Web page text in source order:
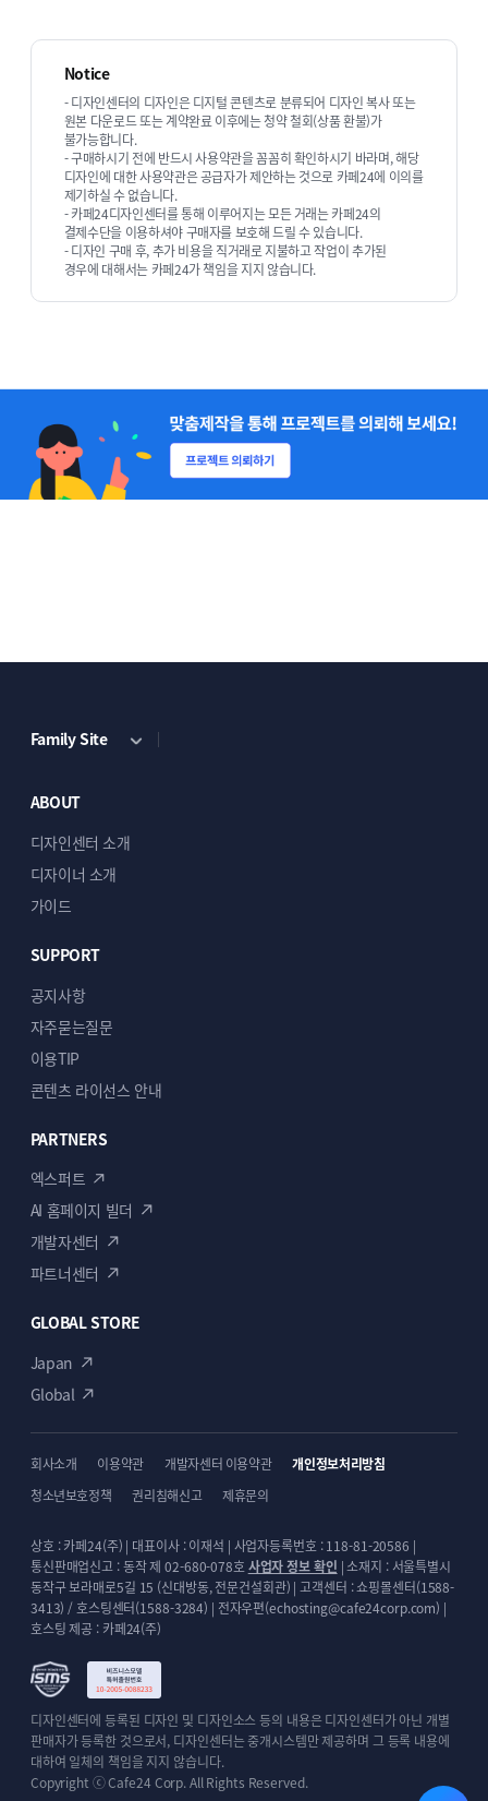
Notice
- 디자인센터의 디자인은 디지털 콘텐츠로 분류되어 디자인 복사 또는
원본 다운로드 또는 계약완료 이후에는 청약 철회(상품 환불)가
불가능합니다.
- 구매하시기 전에 반드시 사용약관을 꼼꼼히 확인하시기 바라며, 해당
디자인에 대한 사용약관은 공급자가 제안하는 것으로 카페24에 이의를
제기하실 수 없습니다.
- 카페24디자인센터를 통해 이루어지는 모든 거래는 카페24의
결제수단을 이용하셔야 구매자를 보호해 드릴 수 있습니다.
- 디자인 구매 후, 추가 비용을 직거래로 지불하고 작업이 추가된
경우에 대해서는 카페24가 책임을 지지 않습니다.
Family Site
ABOUT
디자인센터 소개
디자이너 소개
가이드
SUPPORT
공지사항
자주묻는질문
이용TIP
콘텐츠 라이선스 안내
PARTNERS
엑스퍼트
AI 홈페이지 빌더
개발자센터
파트너센터
GLOBAL STORE
Japan
Global
회사소개 이용약관 개발자센터 이용약관
개인정보처리방침
청소년보호정책
권리침해신고 제휴문의
상호 : 카페24(주) | 대표이사 : 이재석 | 사업자등록번호 : 118-81-20586 |
통신판매업신고 : 동작 제 02-680-078호사업자 정보 확인 | 소재지 : 서울특별시
동작구 보라매로5길 15 (신대방동, 전문건설회관) | 고객센터 : 쇼핑몰센터(1588-
3413) / 호스팅센터(1588-3284) | 전자우편(echosting@cafe24corp.com) |
호스팅 제공 : 카페24(주)
디자인센터에 등록된 디자인 및 디자인소스 등의 내용은 디자인센터가 아닌 개별
판매자가 등록한 것으로서, 디자인센터는 중개시스템만 제공하며 그 등록 내용에
대하여 일체의 책임을 지지 않습니다.
Copyright ⓒ Cafe24 Corp. All Rights Reserved.